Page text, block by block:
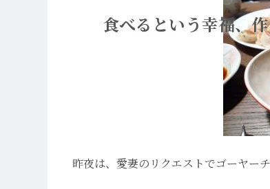
食べるという幸福、
昨夜は、愛妻のリクエストでゴーヤー